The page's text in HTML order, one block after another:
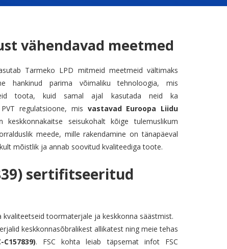
vähendavad meetmed
Tarmeko LPD mitmeid meetmeid vältimaks
hankinud parima võimaliku tehnoloogia, mis
toota, kuid samal ajal kasutada neid ka
regulatsioone, mis vastavad Euroopa Liidu
keskkonnakaitse seisukohalt kõige tulemuslikum
meede, mille rakendamine on tänapäeval
mõistlik ja annab soovitud kvaliteediga toote.
sertifitseeritud
toormaterjale ja keskkonna säästmist.
keskkonnasõbralikest allikatest ning meie tehas
. FSC kohta leiab täpsemat infot FSC